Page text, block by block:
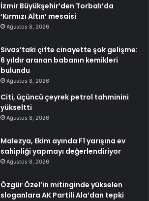
İzmir Büyükşehir’den Torbalı’da
‘Kırmızı Altın’ mesaisi
Ağustos 8, 2026
Sivas’taki çifte cinayette şok gelişme:
6 yıldır aranan babanın kemikleri
bulundu
Ağustos 8, 2026
Citi, üçüncü çeyrek petrol tahminini
yükseltti
Ağustos 8, 2026
Malezya, Ekim ayında F1 yarışına ev
sahipliği yapmayı değerlendiriyor
Ağustos 8, 2026
Özgür Özel’in mitinginde yükselen
sloganlara AK Partili Ala’dan tepki